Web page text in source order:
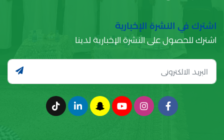
اشترك في النشرة الإخبارية
اشترك للحصول على النشرة الإخبارية لدينا